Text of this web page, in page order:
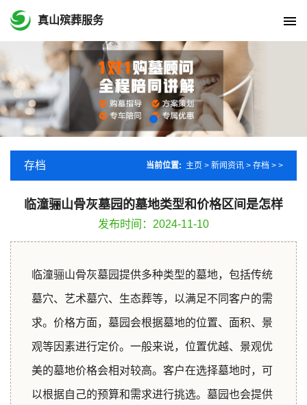
真山殡葬服务
存档 当前位置: 主页 > 新闻资讯 > 存档 > >
临潼骊山骨灰墓园的墓地类型和价格区间是怎样
发布时间：2024-11-10
临潼骊山骨灰墓园提供多种类型的墓地，包括传统
墓穴、艺术墓穴、生态葬等，以满足不同客户的需
求。价格方面，墓园会根据墓地的位置、面积、景
观等因素进行定价。一般来说，位置优越、景观优
美的墓地价格会相对较高。客户在选择墓地时，可
以根据自己的预算和需求进行挑选。墓园也会提供